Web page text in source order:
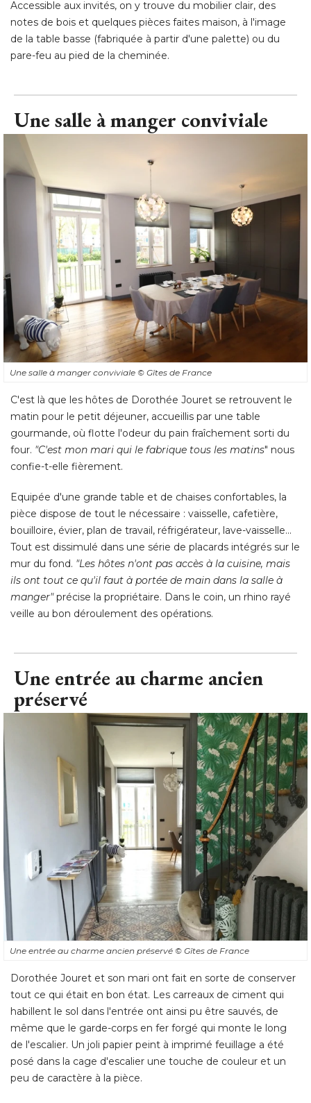
Une salle à manger conviviale
Une salle à manger conviviale © Gîtes de France
C'est là que les hôtes de Dorothée Jouret se retrouvent le
matin pour le petit déjeuner, accueillis par une table
gourmande, où flotte l'odeur du pain fraîchement sorti du
confie-t-elle fièrement.
Equipée d'une grande table et de chaises confortables, la
pièce dispose de tout le nécessaire : vaisselle, cafetière,
bouilloire, évier, plan de travail, réfrigérateur, lave-vaisselle...
mur du fond. "Les hôtes n'ont pas accès à la cuisine, mais
ils ont tout ce qu'il faut à portée de main dans la salle à
manger" précise la propriétaire. Dans le coin, un rhino rayé
veille au bon déroulement des opérations.
Une entrée au charme ancien
Une entrée au charme ancien préservé © Gîtes de France
Dorothée Jouret et son mari ont fait en sorte de conserver
tout ce qui était en bon état. Les carreaux de ciment qui
habillent le sol dans l'entrée ont ainsi pu être sauvés, de
de l'escalier. Un joli papier peint à imprimé feuillage a été
posé dans la cage d'escalier une touche de couleur et un
peu de caractère à la pièce.
Avant : un étage et des chambres